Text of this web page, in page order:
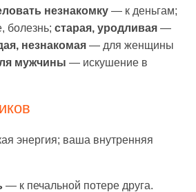
незнакомку — к деньгам;
болезнь;старая, уродливая —
незнакомая — для женщины
мужчины — искушение в
энергия; ваша внутренняя
— к печальной потере друга.